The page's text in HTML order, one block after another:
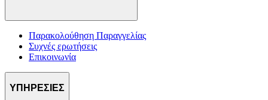
Παρακολούθηση Παραγγελίας
Συχνές ερωτήσεις
Επικοινωνία
ΥΠΗΡΕΣΙΕΣ